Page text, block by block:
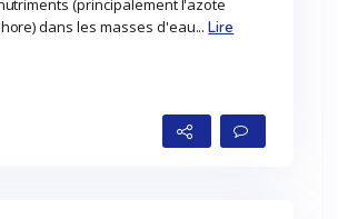
(principalement l'azote
dans les masses d'eau...Lire